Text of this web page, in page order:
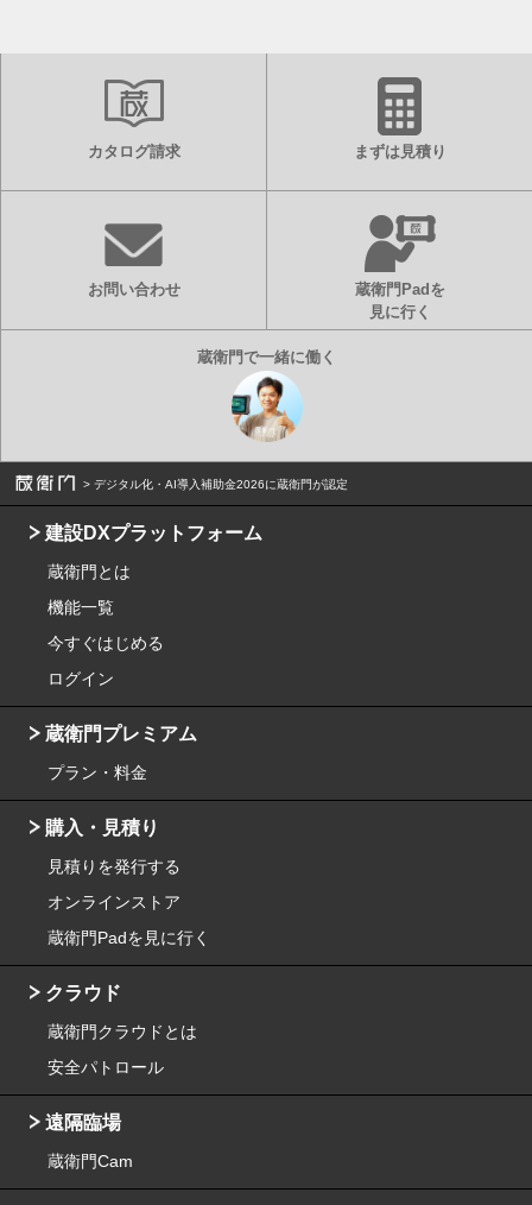
カタログ請求 まずは見積り
お問い合わせ
蔵衛門Padを
見に行く
デジタル化・AI導入補助金2026に蔵衛門が認定
建設DXプラットフォーム
蔵衛門とは
機能一覧
今すぐはじめる
ログイン
蔵衛門プレミアム
プラン・料金
購入・見積り
見積りを発行する
オンラインストア
蔵衛門Padを見に行く
クラウド
蔵衛門クラウドとは
安全パトロール
遠隔臨場
蔵衛門Cam